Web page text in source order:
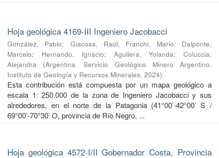
Hoja geológica 4169-III Ingeniero Jacobacci
González, Pablo; Giacosa, Raúl; Franchi, Mario; Dalponte,
Marcelo; Hernando, Ignacio; Aguilera, Yolanda;Coluccia,
Alejandra
(Argentina. Servicio Geológico Minero Argentino.
Instituto de Geología y Recursos Minerales, 2024)
Esta contribución está compuesta por un mapa geológico a
escala 1: 250.000 de la zona de Ingeniero Jacobacci y sus
alrededores, en el norte de la Patagonia (41°00’-42°00’ S /
69°00’-70°30’ O, provincia de Río Negro, ...
Hoja geológica 4572-I/II Gobernador Costa, Provincia